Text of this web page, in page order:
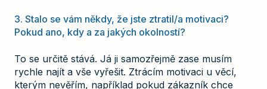
3. Stalo se vám někdy, že jste ztratil/a motivaci?
Pokud ano, kdy a za jakých okolností?
To se určitě stává. Já ji samozřejmě zase musím
rychle najít a vše vyřešit. Ztrácím motivaci u věcí,
kterým nevěřím, například pokud zákazník chce